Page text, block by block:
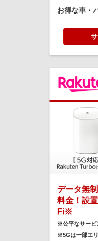
お得な車・
データ無
料金！設
Fi※
※公平なサービ
※5Gは一部エ